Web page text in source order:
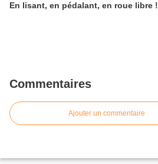
En lisant, en pédalant, en roue libre !
Commentaires
Ajouter un commentaire